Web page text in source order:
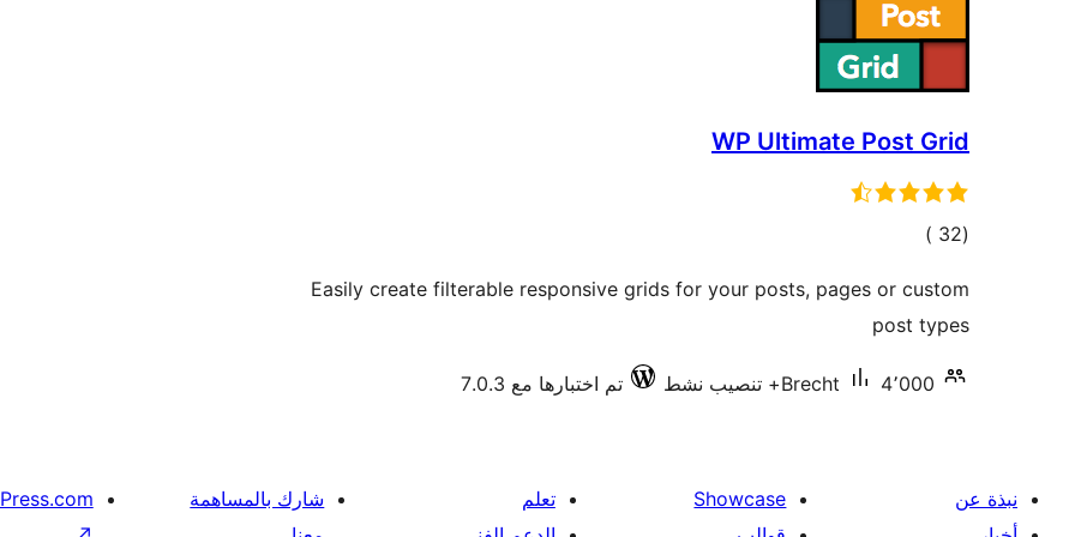
WP Ultimate Post Grid
(32
إجمالي)
Easily create filterable responsive grids for your posts, pages or custom
post types
Brecht 4٬000+ تنصيب نشط تم اختبارها مع 7.0.3
نبذة عن
Showcase
تعلم
شارك بالمساهمة